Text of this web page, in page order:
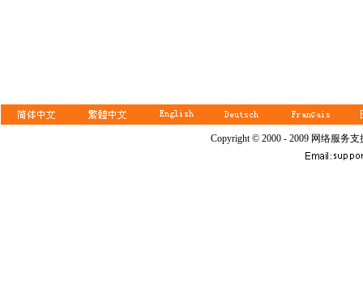
Copyright © 2000 - 2009 网络服务